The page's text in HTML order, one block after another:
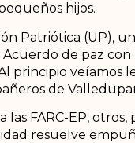
hijos.
Patriótica (UP),
de paz con
principio veíamos
de
FARC-EP, otros,
resuelve